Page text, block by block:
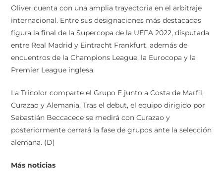
Oliver cuenta con una amplia trayectoria en el arbitraje
internacional. Entre sus designaciones más destacadas
figura la final de la Supercopa de la UEFA 2022, disputada
entre Real Madrid y Eintracht Frankfurt, además de
encuentros de la Champions League, la Eurocopa y la
Premier League inglesa.
La Tricolor comparte el Grupo E junto a Costa de Marfil,
Curazao y Alemania. Tras el debut, el equipo dirigido por
Sebastián Beccacece se medirá con Curazao y
posteriormente cerrará la fase de grupos ante la selección
alemana. (D)
Más noticias